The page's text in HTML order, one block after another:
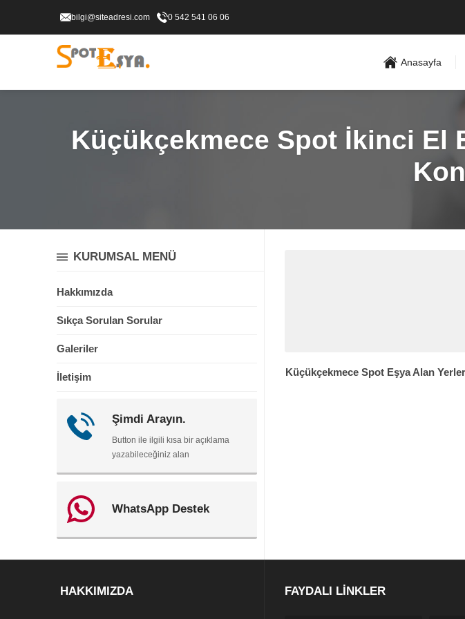
bilgi@siteadresi.com 0 542 541 06 06
Anasayfa
Küçükçekmece Spot İkinci El
Küçükçekmece Spot Eşya Alan Yerler
KURUMSAL MENÜ
Hakkımızda
Sıkça Sorulan Sorular
Galeriler
İletişim
Şimdi Arayın.
Button ile ilgili kısa bir açıklama
yazabileceğiniz alan
WhatsApp Destek
HAKKIMIZDA FAYDALI LİNKLER